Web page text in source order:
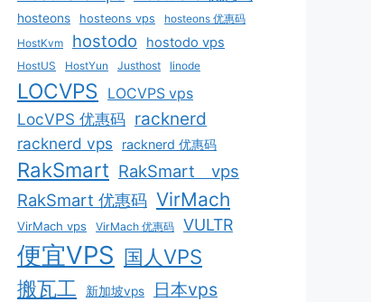
hosteons hosteons vps
hosteons 优惠码
HostKvm
hostodo hostodo vps
HostUS HostYun Justhost linode
LOCVPS LOCVPS vps
LocVPS 优惠码 racknerd
racknerd vps racknerd 优惠码
RakSmart RakSmart vps
RakSmart 优惠码 VirMach
VirMach vps VirMach 优惠码 VULTR
便宜VPS 国人VPS
搬瓦工
新加坡vps 日本vps